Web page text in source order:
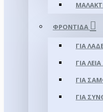
ΦΡΟΝΤΊΔΑ
ΓΙΑ
ΓΙΑ
ΓΙΑ
ΓΙΑ